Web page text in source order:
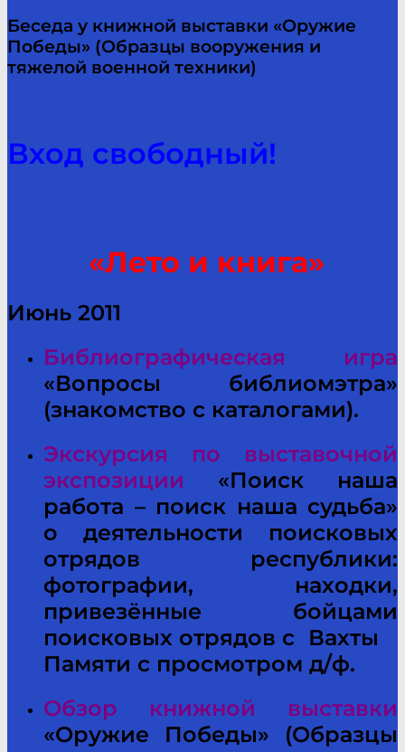
Беседа у книжной выставки «Оружие
Победы» (Образцы вооружения и
тяжелой военной техники)
Вход свободный!
«Лето и книга»
Июнь 2011
Библиографическая игра
«Вопросы библиомэтра»
(знакомство с каталогами).
Экскурсия по выставочной
экспозиции «Поиск наша
работа – поиск наша судьба»
о деятельности поисковых
отрядов республики:
фотографии, находки,
привезённые бойцами
поисковых отрядов с Вахты
Памяти с просмотром д/ф.
Обзор книжной выставки
«Оружие Победы» (Образцы